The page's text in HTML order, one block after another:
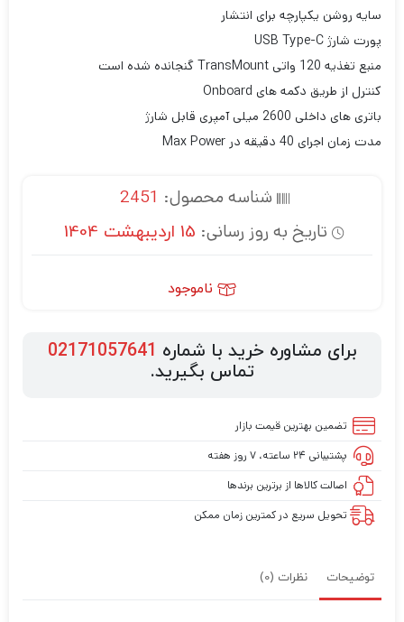
سایه روشن یکپارچه برای انتشار
پورت شارژ USB Type-C
منبع تغذیه 120 واتی TransMount گنجانده شده است
کنترل از طریق دکمه های Onboard
باتری های داخلی 2600 میلی آمپری قابل شارژ
مدت زمان اجرای 40 دقیقه در Max Power
شناسه محصول: 2451
تاریخ به روز رسانی: 15 اردیبهشت 1404
ناموجود
برای مشاوره خرید با شماره 02171057641
تماس بگیرید.
تضمین بهترین قیمت بازار
پشتیبانی ۲۴ ساعته، ۷ روز هفته
اصالت کالاها از برترین برندها
تحویل سریع در کمترین زمان ممکن
توضیحات نظرات (0)